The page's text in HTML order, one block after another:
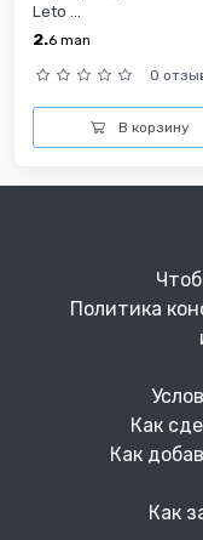
Leto ...
2.6 man
0
В корзину
Политика
Как
Как
Как